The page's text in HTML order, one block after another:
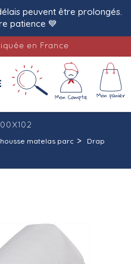
peuvent être prolongés.
patience 💙
en France
matelas parc
Drap